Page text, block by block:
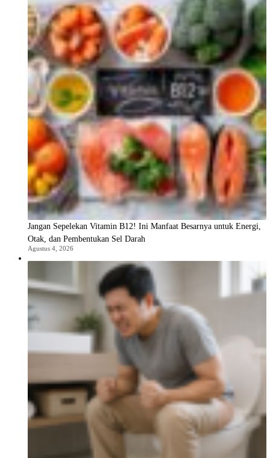
Jangan Sepelekan Vitamin B12! Ini Manfaat Besarnya untuk Energi,
Otak, dan Pembentukan Sel Darah
Agustus 4, 2026